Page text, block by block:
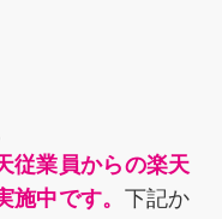
従業員からの楽天
中です。 下記か